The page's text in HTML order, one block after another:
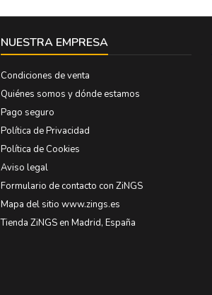
NUESTRA EMPRESA
Condiciones de venta
Quiénes somos y dónde estamos
Pago seguro
Política de Privacidad
Política de Cookies
Aviso legal
Formulario de contacto con ZiNGS
Mapa del sitio www.zings.es
Tienda ZiNGS en Madrid, España